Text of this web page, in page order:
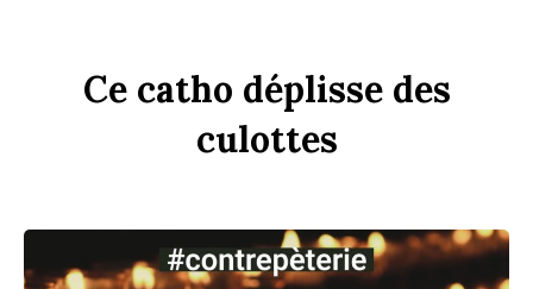
Ce catho déplisse des
culottes